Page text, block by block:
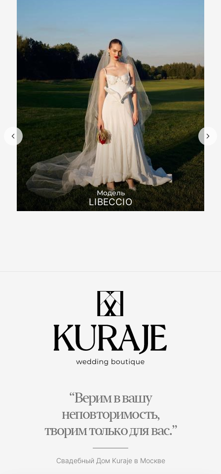
Модель
LIBECCIO
“Верим в вашу
неповторимость,
творим только для вас.”
Свадебный Дом Kuraje в Москве